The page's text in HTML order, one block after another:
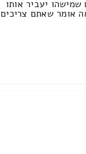
יעביר אותו
אומר שאתם צריכים